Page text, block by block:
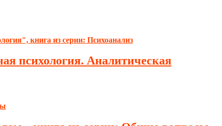
психология. Аналитическая